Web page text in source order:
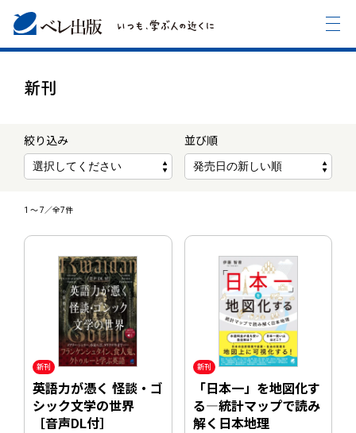
新刊
1 〜7 ／全7件
絞り込み 並び順
新刊
英語力が憑く 怪談・ゴ
シック文学の世界
［音声DL付］
新刊
「日本一」を地図化す
る―統計マップで読み
解く日本地理